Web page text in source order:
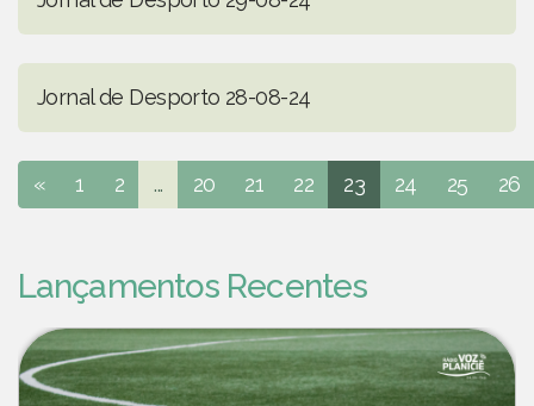
Jornal de Desporto 28-08-24
« 1 2 ... 20 21 22 23 24 25 26
Lançamentos Recentes